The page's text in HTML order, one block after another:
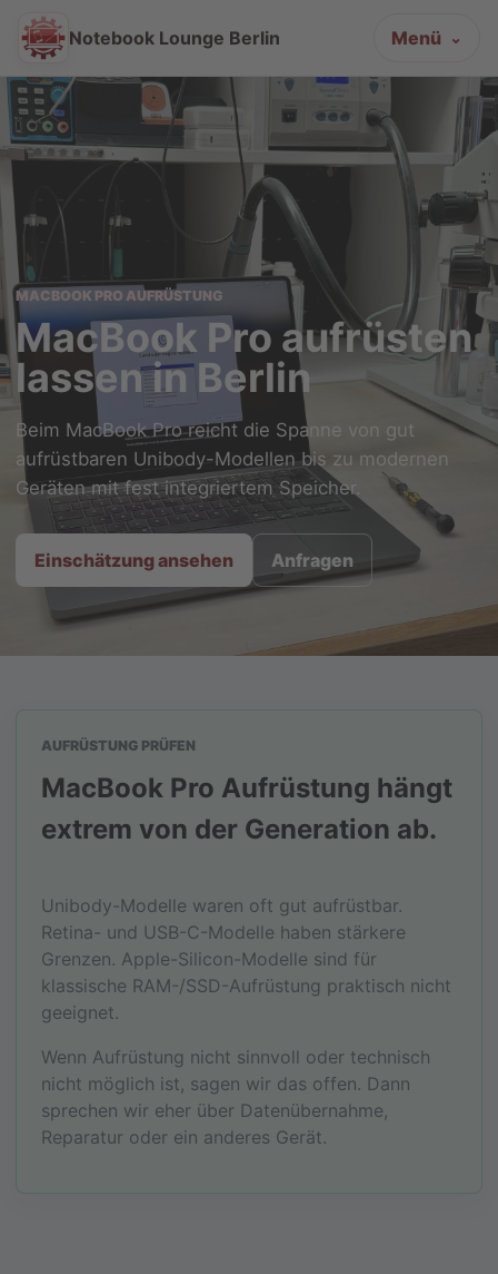
Notebook Lounge Berlin Menü
MACBOOK PRO AUFRÜSTUNG
MacBook Pro aufrüsten
lassen in Berlin
Beim MacBook Pro reicht die Spanne von gut
aufrüstbaren Unibody-Modellen bis zu modernen
Geräten mit fest integriertem Speicher.
Einschätzung ansehen Anfragen
AUFRÜSTUNG PRÜFEN
MacBook Pro Aufrüstung hängt
extrem von der Generation ab.
Unibody-Modelle waren oft gut aufrüstbar.
Retina- und USB-C-Modelle haben stärkere
Grenzen. Apple-Silicon-Modelle sind für
klassische RAM-/SSD-Aufrüstung praktisch nicht
geeignet.
Wenn Aufrüstung nicht sinnvoll oder technisch
nicht möglich ist, sagen wir das offen. Dann
sprechen wir eher über Datenübernahme,
Reparatur oder ein anderes Gerät.